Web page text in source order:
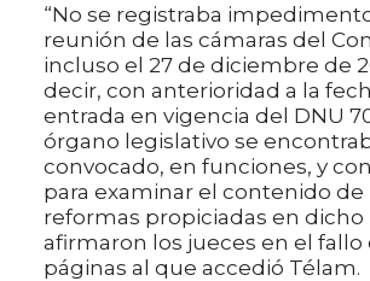
“No se registraba
reunión de las cámaras del
incluso el 27 de diciembre de
decir, con anterioridad a la
entrada en vigencia del DNU
órgano legislativo se
convocado, en funciones, y
para examinar el contenido de
reformas propiciadas en dicho
afirmaron los jueces en el fallo
páginas al que accedió Télam.